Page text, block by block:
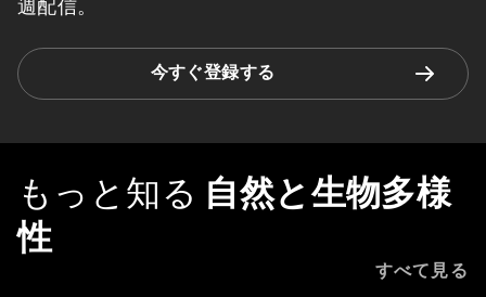
週配信。
今すぐ登録する
もっと知る 自然と生物多様
性
すべて見る